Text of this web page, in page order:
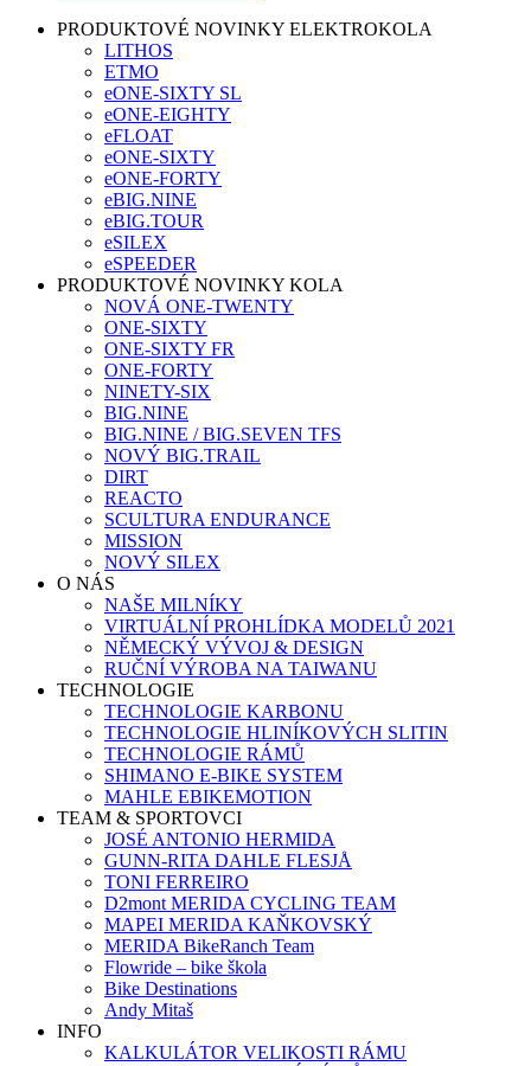
PRODUKTOVÉ NOVINKY ELEKTROKOLA
LITHOS
ETMO
eONE-SIXTY SL
eONE-EIGHTY
eFLOAT
eONE-SIXTY
eONE-FORTY
eBIG.NINE
eBIG.TOUR
eSILEX
eSPEEDER
PRODUKTOVÉ NOVINKY KOLA
NOVÁ ONE-TWENTY
ONE-SIXTY
ONE-SIXTY FR
ONE-FORTY
NINETY-SIX
BIG.NINE
BIG.NINE / BIG.SEVEN TFS
NOVÝ BIG.TRAIL
DIRT
REACTO
SCULTURA ENDURANCE
MISSION
NOVÝ SILEX
O NÁS
NAŠE MILNÍKY
VIRTUÁLNÍ PROHLÍDKA MODELŮ 2021
NĚMECKÝ VÝVOJ & DESIGN
RUČNÍ VÝROBA NA TAIWANU
TECHNOLOGIE
TECHNOLOGIE KARBONU
TECHNOLOGIE HLINÍKOVÝCH SLITIN
TECHNOLOGIE RÁMŮ
SHIMANO E-BIKE SYSTEM
MAHLE EBIKEMOTION
TEAM & SPORTOVCI
JOSÉ ANTONIO HERMIDA
GUNN-RITA DAHLE FLESJÅ
TONI FERREIRO
D2mont MERIDA CYCLING TEAM
MAPEI MERIDA KAŇKOVSKÝ
MERIDA BikeRanch Team
Flowride – bike škola
Bike Destinations
Andy Mitaš
INFO
KALKULÁTOR VELIKOSTI RÁMU